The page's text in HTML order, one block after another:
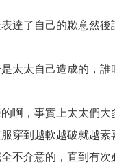
達了自己的歉意然
太太自己造成的，
啊，事實上太太們大
穿到越軟越破就越
不介意的，直到有